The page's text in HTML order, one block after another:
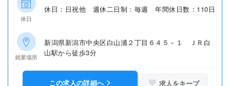
休日
休日：日祝他 週休二日制：毎週 年間休日数：110日
就業場所
新潟県新潟市中央区白山浦２丁目６４５－１ ＪＲ白
山駅から徒歩3分
この求人の詳細へ 求人をキープ